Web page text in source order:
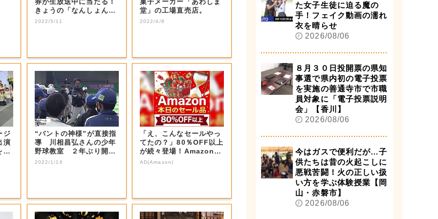
きょうの「なんしょん？
生電話クイズ」...
2022/5/11
堂」の工場直売店。
2022/4/8
ジ
演
射
“バントの神様”が直接指
導 川相昌弘さんの少年
野球教室 ２年ぶり開催
【岡山・岡山...
2022/1/16
「え、こんなセールやっ
てたの？」80％OFF以上
が続々登場！Amazonの
本気が...
AD(Amazon)
た女子生徒に迫る魔の
手！フェイク動画の濡れ
衣を晴らせ
2026/08/06
８月３０日投開票の県知
事選で県内初の電子投票
を実施の善通寺市で市職
員対象に「電子投票説明
会」【香川】
2026/08/06
今はガスで便利だが…子
供たちは昔の火起こしに
悪戦苦闘！火の正しい扱
い方を学ぶ体験授業【岡
山・赤磐市】
2026/08/06